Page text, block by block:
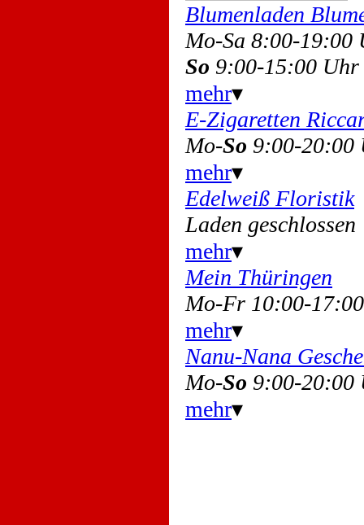
Blumenladen
Mo-Sa 8:00-
So 9:00-15:00 Uhr
mehr▾
E-Zigaretten
Mo-So 9:00-20:00
mehr▾
Edelweiß Floristik
Laden geschlossen
mehr▾
Mein Thüringen
Mo-Fr 10:00-
mehr▾
Nanu-Nana
Mo-So 9:00-20:00
mehr▾